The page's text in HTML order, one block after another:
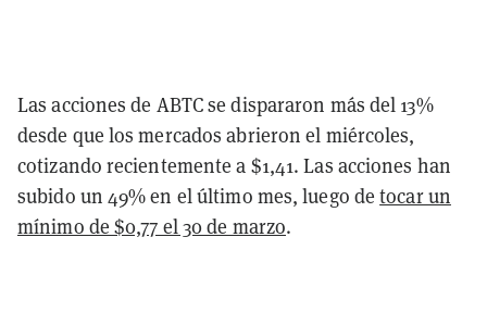
Las acciones de ABTC se dispararon más del 13%
desde que los mercados abrieron el miércoles,
cotizando recientemente a $1,41. Las acciones han
subido un 49% en el último mes, luego detocar un
mínimo de $0,77 el 30 de marzo.